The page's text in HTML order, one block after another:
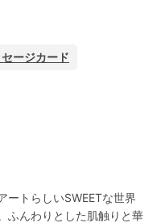
セージカード
ートらしいSWEETな世界
ふんわりとした肌触りと華